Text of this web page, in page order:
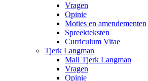
Vragen
Opinie
Moties en amendementen
Spreekteksten
Curriculum Vitae
Tjerk Langman
Mail Tjerk Langman
Vragen
Opinie